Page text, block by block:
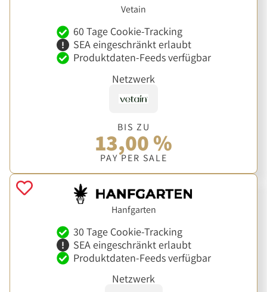
Vetain
60 Tage Cookie-Tracking
SEA eingeschränkt erlaubt
Produktdaten-Feeds verfügbar
Netzwerk
BIS ZU
13,00 %
PAY PER SALE
Hanfgarten
30 Tage Cookie-Tracking
SEA eingeschränkt erlaubt
Produktdaten-Feeds verfügbar
Netzwerk